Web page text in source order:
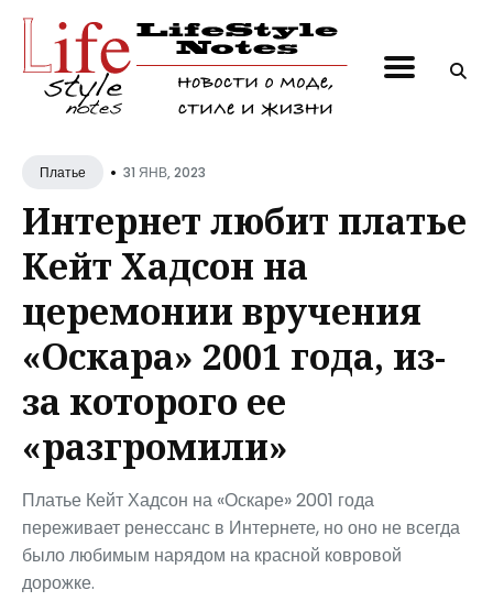
Поиск
Платье • 31 ЯНВ, 2023
Интернет любит платье
Кейт Хадсон на
церемонии вручения
«Оскара» 2001 года, из-
за которого ее
«разгромили»
Платье Кейт Хадсон на «Оскаре» 2001 года
переживает ренессанс в Интернете, но оно не всегда
было любимым нарядом на красной ковровой
дорожке.